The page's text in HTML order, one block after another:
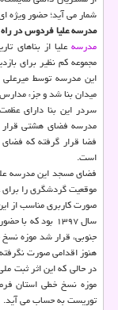
شمار می آید؛ حضور ویژه
مدرسه علیا فردوس در
مدرسهعلیا از بناهای
مجموعه کم نظیر برای
این مدرسه توسط
میدان بنا شد و جزء
سردر این بنا دارای
مدرسه فضای هشتی قرار
فضا قرار گرفته که
است.
فضای مسجد این مدرسه
موقعیت گردشگری را برای
صورت کاربری مناسب از
سال ۱۳۹۷ بود
هنوز اقدامی صورت
در حالی که این اثر ثبت
موزه نسخ خطی استان
توریست به حساب می آید.